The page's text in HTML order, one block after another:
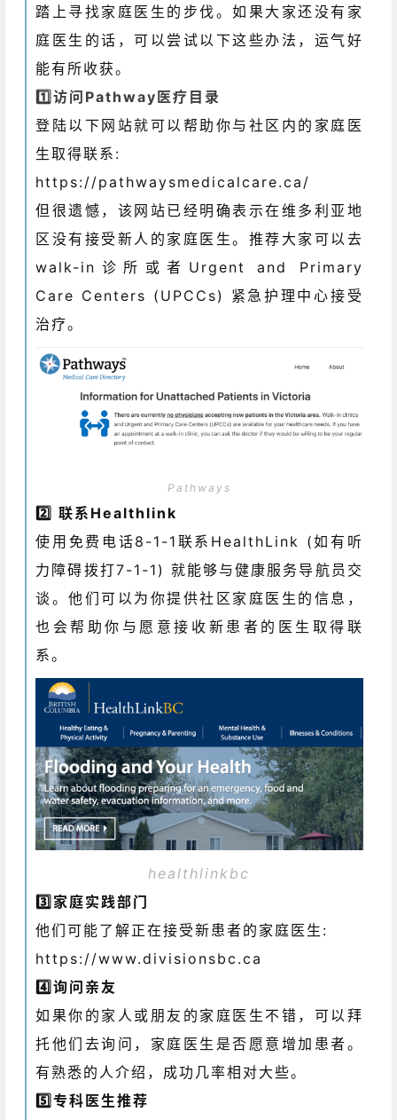
踏上寻找家庭医生的步伐。如果大家还没有家
庭医生的话，可以尝试以下这些办法，运气好
能有所收获。
1️⃣访问Pathway医疗目录
登陆以下网站就可以帮助你与社区内的家庭医
生取得联系:
https://pathwaysmedicalcare.ca/
但很遗憾，该网站已经明确表示在维多利亚地
区没有接受新人的家庭医生。推荐大家可以去
walk-in诊所或者Urgent and Primary
Care Centers (UPCCs) 紧急护理中心接受
治疗。
Pathways
2️⃣ 联系Healthlink
使用免费电话8-1-1联系HealthLink (如有听
力障碍拨打7-1-1) 就能够与健康服务导航员交
谈。他们可以为你提供社区家庭医生的信息，
也会帮助你与愿意接收新患者的医生取得联
系。
healthlinkbc
3️⃣家庭实践部门
他们可能了解正在接受新患者的家庭医生:
https://www.divisionsbc.ca
4️⃣询问亲友
如果你的家人或朋友的家庭医生不错，可以拜
托他们去询问，家庭医生是否愿意增加患者。
有熟悉的人介绍，成功几率相对大些。
5️⃣专科医生推荐